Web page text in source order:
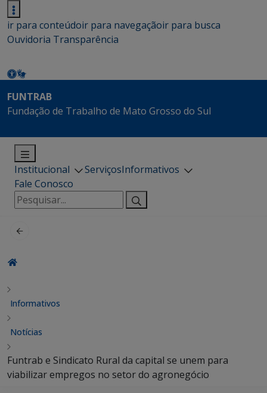
ir para conteúdoir para navegaçãoir para busca
Ouvidoria Transparência
FUNTRAB
Fundação de Trabalho de Mato Grosso do Sul
Institucional ServiçosInformativos
Fale Conosco
Pesquisar
por:
Informativos
Notícias
Funtrab e Sindicato Rural da capital se unem para
viabilizar empregos no setor do agronegócio